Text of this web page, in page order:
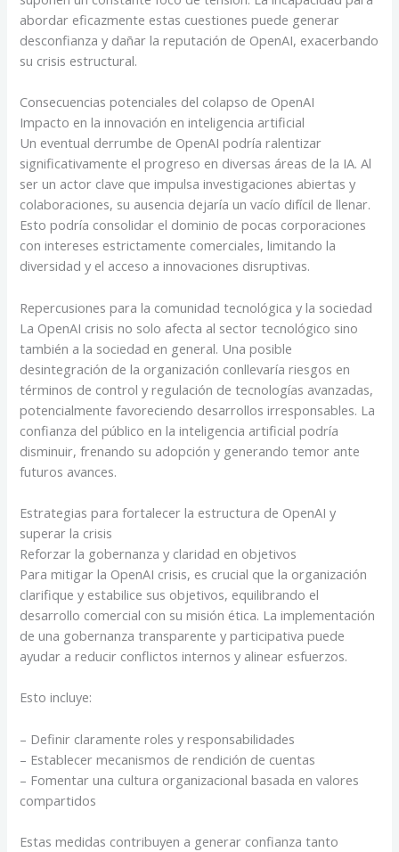
abordar eficazmente estas cuestiones puede generar
desconfianza y dañar la reputación de OpenAI, exacerbando
su crisis estructural.
Consecuencias potenciales del colapso de OpenAI
Impacto en la innovación en inteligencia artificial
Un eventual derrumbe de OpenAI podría ralentizar
significativamente el progreso en diversas áreas de la IA. Al
ser un actor clave que impulsa investigaciones abiertas y
colaboraciones, su ausencia dejaría un vacío difícil de llenar.
Esto podría consolidar el dominio de pocas corporaciones
con intereses estrictamente comerciales, limitando la
diversidad y el acceso a innovaciones disruptivas.
Repercusiones para la comunidad tecnológica y la sociedad
La OpenAI crisis no solo afecta al sector tecnológico sino
también a la sociedad en general. Una posible
desintegración de la organización conllevaría riesgos en
términos de control y regulación de tecnologías avanzadas,
potencialmente favoreciendo desarrollos irresponsables. La
confianza del público en la inteligencia artificial podría
disminuir, frenando su adopción y generando temor ante
futuros avances.
Estrategias para fortalecer la estructura de OpenAI y
superar la crisis
Reforzar la gobernanza y claridad en objetivos
Para mitigar la OpenAI crisis, es crucial que la organización
clarifique y estabilice sus objetivos, equilibrando el
desarrollo comercial con su misión ética. La implementación
de una gobernanza transparente y participativa puede
ayudar a reducir conflictos internos y alinear esfuerzos.
Esto incluye:
– Definir claramente roles y responsabilidades
– Establecer mecanismos de rendición de cuentas
– Fomentar una cultura organizacional basada en valores
compartidos
Estas medidas contribuyen a generar confianza tanto